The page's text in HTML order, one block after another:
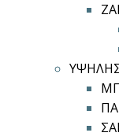
ΥΨΗΛΗΣ